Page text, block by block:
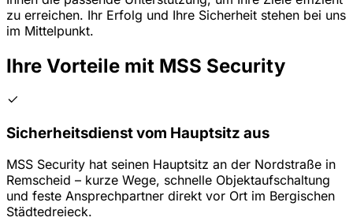
zu erreichen. Ihr Erfolg und Ihre Sicherheit stehen bei uns
im Mittelpunkt.
Ihre Vorteile mit MSS Security
Sicherheitsdienst vom Hauptsitz aus
MSS Security hat seinen Hauptsitz an der Nordstraße in
Remscheid – kurze Wege, schnelle Objektaufschaltung
und feste Ansprechpartner direkt vor Ort im Bergischen
Städtedreieck.